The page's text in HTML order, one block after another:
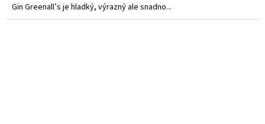
Gin Greenall’s je hladký, výrazný ale snadno...